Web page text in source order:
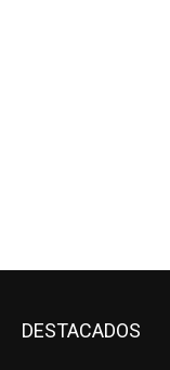
DESTACADOS